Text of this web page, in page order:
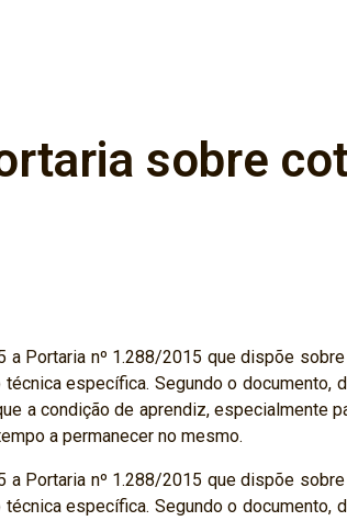
sobre
a Portaria nº 1.288/2015 que dispõe
específica. Segundo o
a condição de aprendiz, especialmente
a permanecer no mesmo.
a Portaria nº 1.288/2015 que dispõe
específica. Segundo o